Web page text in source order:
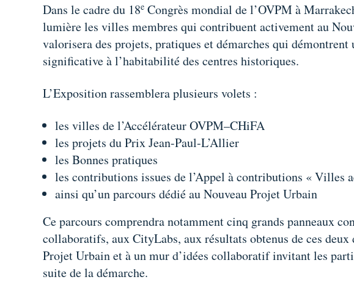
Dans le cadre du 18eCongrès mondial de l’OVPM à
lumière les villes membres qui contribuent activement au
valorisera des projets, pratiques et démarches qui
significative à l’habitabilité des centres historiques.
L’Exposition rassemblera plusieurs volets :
les villes de l’Accélérateur OVPM–CHiFA
les projets du Prix Jean-Paul-L’Allier
les Bonnes pratiques
les contributions issues de l’Appel à contributions « Villes
ainsi qu’un parcours dédié au Nouveau Projet Urbain
Ce parcours comprendra notamment cinq grands panneaux
collaboratifs, aux CityLabs, aux résultats obtenus de ces deux
Projet Urbain et à un mur d’idées collaboratif invitant les
suite de la démarche.